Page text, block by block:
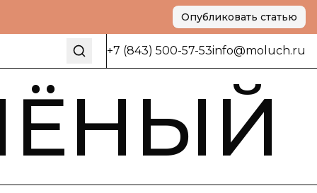
Опубликовать статью
+7 (843) 500-57-53info@moluch.ru